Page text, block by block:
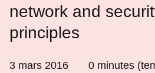
network and
principles
3 mars 2016 0 minutes